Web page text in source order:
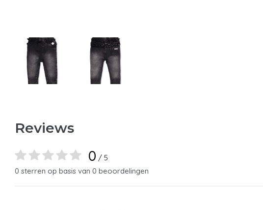
Reviews
0 / 5
0 sterren op basis van 0 beoordelingen